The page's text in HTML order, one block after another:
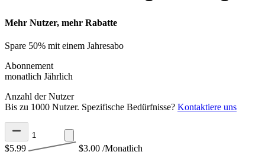
Mehr Nutzer, mehr Rabatte
Spare 50% mit einem Jahresabo
Abonnement
monatlich Jährlich
Anzahl der Nutzer
Bis zu 1000 Nutzer. Spezifische Bedürfnisse? Kontaktiere uns
$5.99 $3.00 /Monatlich